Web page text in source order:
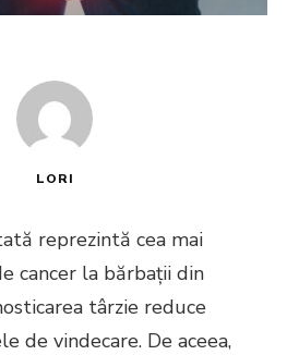
LORI
reprezintă cea mai
cancer la bărbații din
târzie reduce
de vindecare. De aceea,